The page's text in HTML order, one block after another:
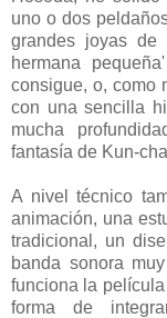
uno o dos
grandes joyas de
hermana
consigue, o, como
con una sencilla
mucha
fantasía de Kun-
A nivel técnico
animación, una
tradicional, un
banda sonora
funciona la
forma de